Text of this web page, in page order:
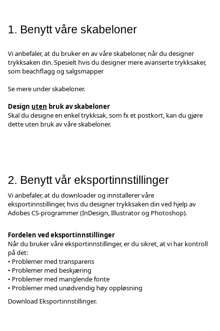
1. Benytt våre skabeloner
Vi anbefaler, at du bruker en av våre skabeloner, når du designer
trykksaken din. Spesielt hvis du designer mere avanserte trykksaker,
som beachflagg og salgsmapper
Se mere underskabeloner.
Design uten bruk av skabeloner
Skal du designe en enkel trykksak, som fx et postkort, kan du gjøre
dette uten bruk av våre skabeloner.
2. Benytt vår eksportinnstillinger
Vi anbefaler, at du downloader og innstallerer våre
eksportinnstillinger, hvis du designer trykksaken din ved hjelp av
Adobes CS-programmer (InDesign, Illustrator og Photoshop).
Fordelen ved eksportinnstillinger
Når du bruker våre eksportinnstillinger, er du sikret, at vi har kontroll
på det:
• Problemer med transparens
• Problemer med beskjæring
• Problemer med manglende fonte
• Problemer med unødvendig høy oppløsning
Download Eksportinnstillinger.